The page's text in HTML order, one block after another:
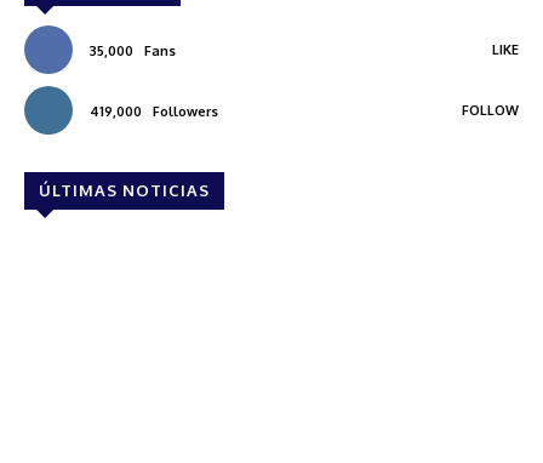
35,000 Fans LIKE
419,000 Followers FOLLOW
ÚLTIMAS NOTICIAS